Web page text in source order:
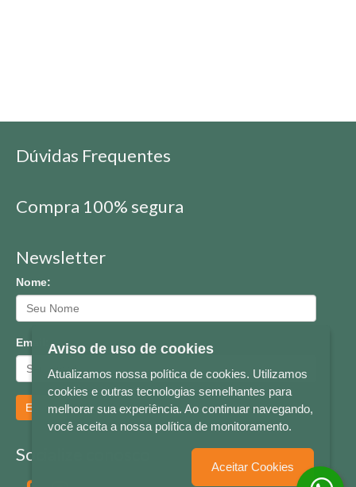
Dúvidas Frequentes
Compra 100% segura
Newsletter
Nome:
Email:
Enviar
Socialize conosco
Aviso de uso de cookies
Atualizamos nossa política de cookies. Utilizamos
cookies e outras tecnologias semelhantes para
melhorar sua experiência. Ao continuar navegando,
você aceita a nossa política de monitoramento.
Aceitar Cookies